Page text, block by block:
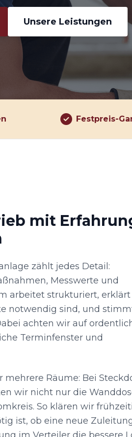
Unsere Leistungen
Festpreis-
mit
zählt jedes Detail:
Messwerte und
arbeitet strukturiert, erklärt
notwendig sind, und
achten wir auf
Terminfenster und
mehrere Räume: Bei
wir nicht nur die
So klären wir
ist, ob eine neue
im Verteiler die bessere